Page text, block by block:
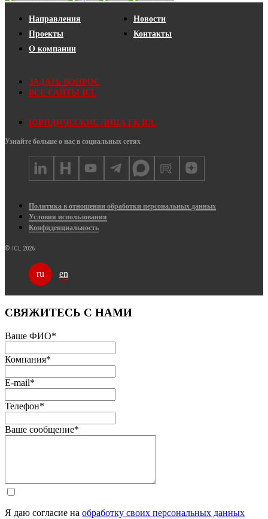
Направления
Проекты
О компании
Новости
Контакты
ЗАДАТЬ ВОПРОС
ВСЕ САЙТЫ ICL
ЮРИДИЧЕСКИЕ ЛИЦА ГК ICL
Узнайте больше о нас в социальных сетях
Политика в отношении обработки персональных данных
Условия использования
Конфиденциальность
© ICL 2026
ru en
СВЯЖИТЕСЬ С НАМИ
Ваше ФИО*
Компания*
E-mail*
Телефон*
Ваше сообщение*
Я даю согласие на обработку своих персональных данных